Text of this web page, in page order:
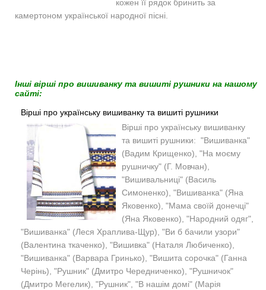
кожен її рядок бринить за
камертоном української народної пісні.
Інші вірші про вишиванку та вишиті рушники на нашому
сайті:
Вірші про українську вишиванку та вишиті рушники
Вірші про українську вишиванку
та вишиті рушники: "Вишиванка"
(Вадим Крищенко), "На моєму
рушничку" (Г. Мовчан),
"Вишивальниці" (Василь
Симоненко), "Вишиванка" (Яна
Яковенко), "Мама своїй донечці"
(Яна Яковенко), "Народний одяг",
"Вишиванка" (Леся Храплива-Щур), "Ви б бачили узори"
(Валентина ткаченко), "Вишивка" (Наталя Любиченко),
"Вишиванка" (Варвара Гринько), "Вишита сорочка" (Ганна
Черінь), "Рушник" (Дмитро Чередниченко), "Рушничок"
(Дмитро Мегелик), "Рушник", "В нашім домі" (Марія